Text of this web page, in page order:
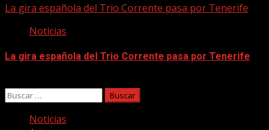
La gira española del Trio Corrente pasa por Tenerife
Noticias
La gira española del Trio Corrente pasa por Tenerife
Buscar:
Noticias